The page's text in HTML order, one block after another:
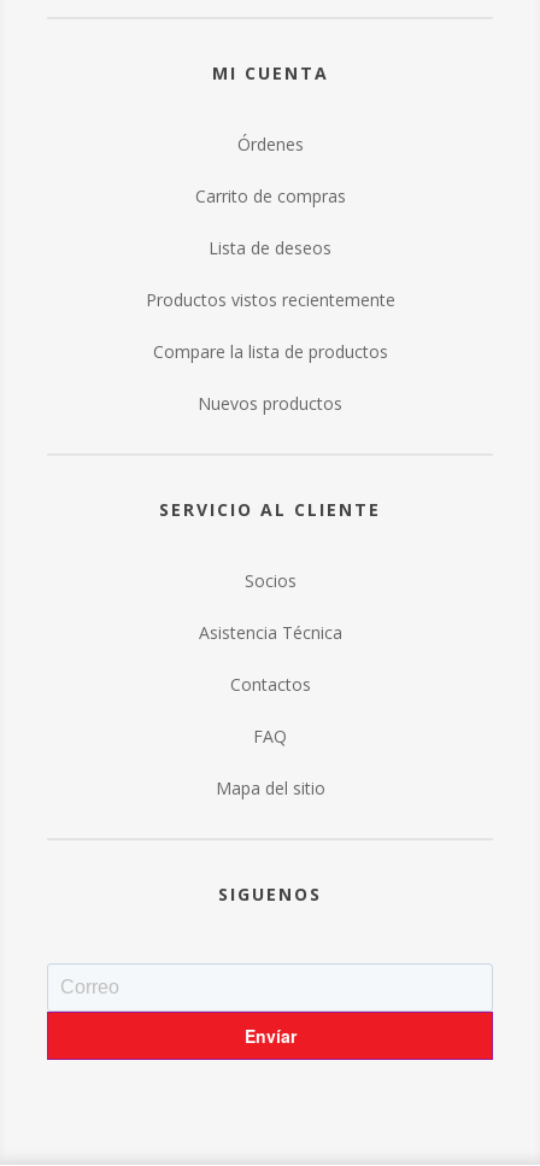
MI CUENTA
Órdenes
Carrito de compras
Lista de deseos
Productos vistos recientemente
Compare la lista de productos
Nuevos productos
SERVICIO AL CLIENTE
Socios
Asistencia Técnica
Contactos
FAQ
Mapa del sitio
SIGUENOS